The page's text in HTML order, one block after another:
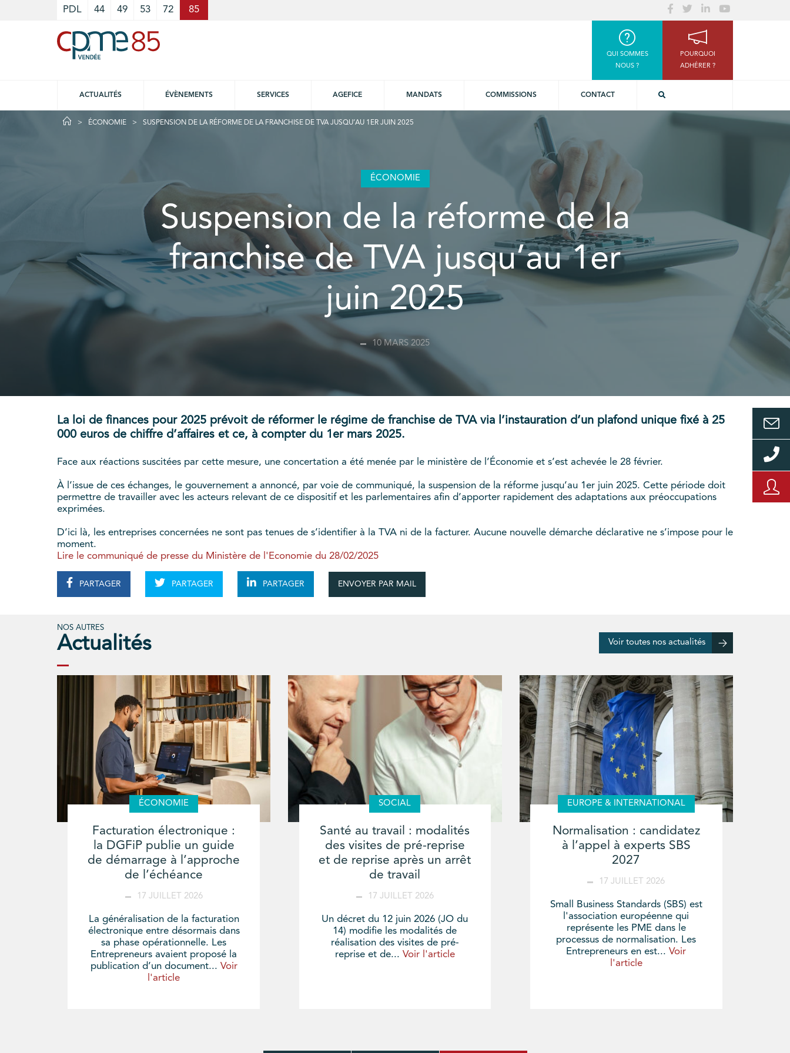
PDL 44 49 53 72 85
QUI SOMMES
NOUS ?
POURQUOI
ADHÉRER ?
ACTUALITÉS ÉVÈNEMENTS SERVICES AGEFICE MANDATS COMMISSIONS CONTACT
ÉCONOMIE SUSPENSION DE LA RÉFORME DE LA FRANCHISE DE TVA JUSQU’AU 1ER JUIN 2025
ÉCONOMIE
Suspension de la réforme de la
franchise de TVA jusqu’au 1er
juin 2025
10 MARS 2025
La loi de finances pour 2025 prévoit de réformer le régime de franchise de TVA via l’instauration d’un plafond unique fixé à 25
000 euros de chiffre d’affaires et ce, à compter du 1er mars 2025.
Face aux réactions suscitées par cette mesure, une concertation a été menée par le ministère de l’Économie et s’est achevée le 28 février.
À l’issue de ces échanges, le gouvernement a annoncé, par voie de communiqué, la suspension de la réforme jusqu’au 1er juin 2025. Cette période doit
permettre de travailler avec les acteurs relevant de ce dispositif et les parlementaires afin d’apporter rapidement des adaptations aux préoccupations
exprimées.
D’ici là, les entreprises concernées ne sont pas tenues de s’identifier à la TVA ni de la facturer. Aucune nouvelle démarche déclarative ne s’impose pour le
moment.
Lire le communiqué de presse du Ministère de l'Economie du 28/02/2025
PARTAGER PARTAGER PARTAGER ENVOYER PAR MAIL
NOS AUTRES
Actualités Voir toutes nos actualités
ÉCONOMIE
Facturation électronique :
la DGFiP publie un guide
de démarrage à l’approche
de l’échéance
17 JUILLET 2026
La généralisation de la facturation
électronique entre désormais dans
sa phase opérationnelle. Les
Entrepreneurs avaient proposé la
publication d’un document... Voir
l'article
SOCIAL
Santé au travail : modalités
des visites de pré-reprise
et de reprise après un arrêt
de travail
17 JUILLET 2026
Un décret du 12 juin 2026 (JO du
14) modifie les modalités de
réalisation des visites de pré-
reprise et de... Voir l'article
EUROPE & INTERNATIONAL
Normalisation : candidatez
à l’appel à experts SBS
2027
17 JUILLET 2026
Small Business Standards (SBS) est
l'association européenne qui
représente les PME dans le
processus de normalisation. Les
Entrepreneurs en est...Voir
l'article
Cookies management panel